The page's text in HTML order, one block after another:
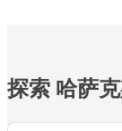
探索 哈萨